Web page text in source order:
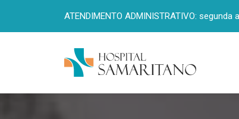
ATENDIMENTO ADMINISTRATIVO: